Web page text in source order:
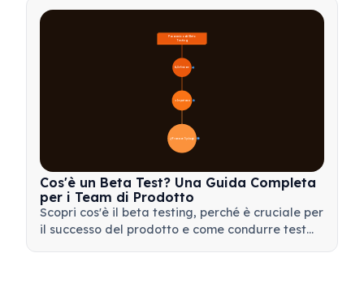
apprendimento per il tuo team.
🔍 Definizione
🎯 Importanza
📋 Processo e Tipologie
Panoramica del Beta
Testing
Cos'è un Beta Test? Una Guida Completa
per i Team di Prodotto
Scopri cos'è il beta testing, perché è cruciale per
il successo del prodotto e come condurre test